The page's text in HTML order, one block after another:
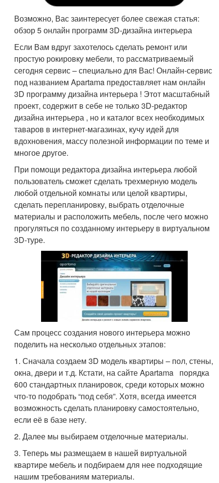
Возможно, Вас заинтересует более свежая статья:
обзор 5 онлайн программ 3D-дизайна интерьера
Если Вам вдруг захотелось сделать ремонт или
простую рокировку мебели, то рассматриваемый
сегодня сервис – специально для Вас! Онлайн-сервис
под названием Apartama предоставляет нам онлайн
3D программу дизайна интерьера ! Этот масштабный
проект, содержит в себе не только 3D-редактор
дизайна интерьера , но и каталог всех необходимых
таваров в интернет-магазинах, кучу идей для
вдохновения, массу полезной информации по теме и
многое другое.
При помощи редактора дизайна интерьера любой
пользователь сможет сделать трехмерную модель
любой отдельной комнаты или целой квартиры,
сделать перепланировку, выбрать отделочные
материалы и расположить мебель, после чего можно
прогуляться по созданному интерьеру в виртуальном
3D-туре.
Сам процесс создания нового интерьера можно
поделить на несколько отдельных этапов:
1. Сначала создаем 3D модель квартиры – пол, стены,
окна, двери и т.д. Кстати, на сайте Apartama порядка
600 стандартных планировок, среди которых можно
что-то подобрать “под себя”. Хотя, всегда имеется
возможность сделать планировку самостоятельно,
если её в базе нету.
2. Далее мы выбираем отделочные материалы.
3. Теперь мы размещаем в нашей виртуальной
квартире мебель и подбираем для нее подходящие
нашим требованиям материалы.